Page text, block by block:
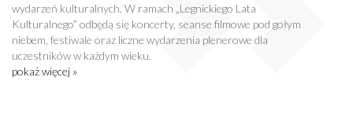
wydarzeń kulturalnych. W ramach „Legnickiego Lata
Kulturalnego” odbędą się koncerty, seanse filmowe pod gołym
niebem, festiwale oraz liczne wydarzenia plenerowe dla
uczestników w każdym wieku.
pokaż więcej »